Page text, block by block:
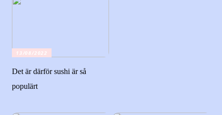
13/08/2022
Det är därför sushi är så
populärt